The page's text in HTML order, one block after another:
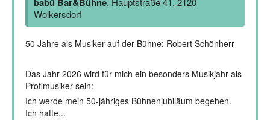
Wolkersdorf
50 Jahre als Musiker auf der Bühne: Robert Schönherr
Das Jahr 2026 wird für mich ein besonders Musikjahr als
Profimusiker sein:
Ich werde mein 50-jähriges Bühnenjubiläum begehen.
Ich hatte...